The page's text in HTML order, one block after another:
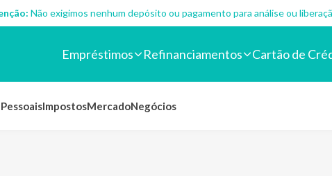
Não exigimos nenhum depósito ou pagamento para análise ou
Empréstimos Refinanciamentos Cartão de
ImpostosMercadoNegócios